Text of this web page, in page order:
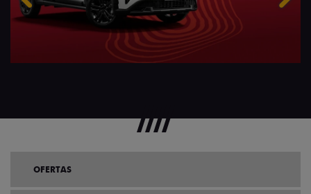
OFERTAS